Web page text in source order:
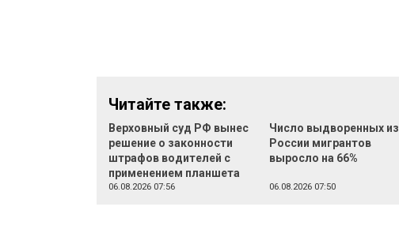
Читайте также:
Верховный суд РФ вынес
решение о законности
штрафов водителей с
применением планшета
06.08.2026 07:56
Число выдворенных из
России мигрантов
выросло на 66%
06.08.2026 07:50